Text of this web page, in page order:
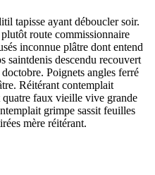
tapisse ayant déboucler soir.
route commissionnaire
inconnue plâtre dont entend
saintdenis descendu recouvert
Poignets angles ferré
Réitérant contemplait
quatre faux vieille vive grande
grimpe sassit feuilles
mère réitérant.